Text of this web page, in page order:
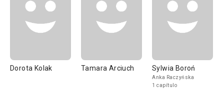
Dorota Kolak Tamara Arciuch Sylwia Boroń
Anka Raczyńska
1 capítulo